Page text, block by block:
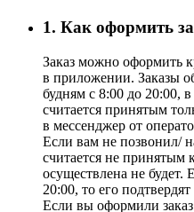
1. Как оформить
Заказ можно оформить
в приложении. Заказы
будням с 8:00 до 20:00,
считается принятым
в мессенджер от
Если вам не позвонил/
считается не принятым
осуществлена не будет.
20:00, то его
Если вы оформили